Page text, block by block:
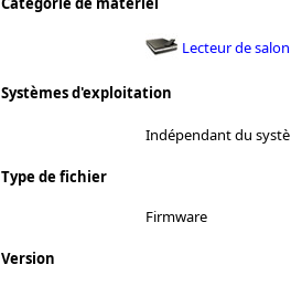
Lecteur de salon
Systèmes d'exploitation
Indépendant du
Type de fichier
Firmware
Version